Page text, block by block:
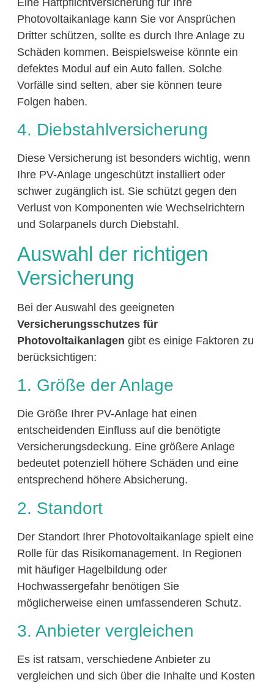
Eine Haftpflichtversicherung für Ihre
Photovoltaikanlage kann Sie vor Ansprüchen
Dritter schützen, sollte es durch Ihre Anlage zu
Schäden kommen. Beispielsweise könnte ein
defektes Modul auf ein Auto fallen. Solche
Vorfälle sind selten, aber sie können teure
Folgen haben.
4. Diebstahlversicherung
Diese Versicherung ist besonders wichtig, wenn
Ihre PV-Anlage ungeschützt installiert oder
schwer zugänglich ist. Sie schützt gegen den
Verlust von Komponenten wie Wechselrichtern
und Solarpanels durch Diebstahl.
Auswahl der richtigen
Versicherung
Bei der Auswahl des geeigneten
Versicherungsschutzes für
Photovoltaikanlagen gibt es einige Faktoren zu
berücksichtigen:
1. Größe der Anlage
Die Größe Ihrer PV-Anlage hat einen
entscheidenden Einfluss auf die benötigte
Versicherungsdeckung. Eine größere Anlage
bedeutet potenziell höhere Schäden und eine
entsprechend höhere Absicherung.
2. Standort
Der Standort Ihrer Photovoltaikanlage spielt eine
Rolle für das Risikomanagement. In Regionen
mit häufiger Hagelbildung oder
Hochwassergefahr benötigen Sie
möglicherweise einen umfassenderen Schutz.
3. Anbieter vergleichen
Es ist ratsam, verschiedene Anbieter zu
vergleichen und sich über die Inhalte und Kosten